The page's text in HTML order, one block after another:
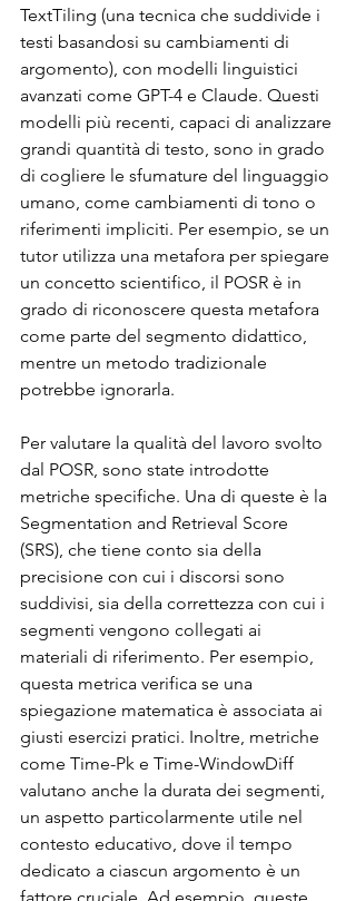
TextTiling (una tecnica che suddivide i
testi basandosi su cambiamenti di
argomento), con modelli linguistici
avanzati come GPT-4 e Claude. Questi
modelli più recenti, capaci di analizzare
grandi quantità di testo, sono in grado
di cogliere le sfumature del linguaggio
umano, come cambiamenti di tono o
riferimenti impliciti. Per esempio, se un
tutor utilizza una metafora per spiegare
un concetto scientifico, il POSR è in
grado di riconoscere questa metafora
come parte del segmento didattico,
mentre un metodo tradizionale
potrebbe ignorarla.
Per valutare la qualità del lavoro svolto
dal POSR, sono state introdotte
metriche specifiche. Una di queste è la
Segmentation and Retrieval Score
(SRS), che tiene conto sia della
precisione con cui i discorsi sono
suddivisi, sia della correttezza con cui i
segmenti vengono collegati ai
materiali di riferimento. Per esempio,
questa metrica verifica se una
spiegazione matematica è associata ai
giusti esercizi pratici. Inoltre, metriche
come Time-Pk e Time-WindowDiff
valutano anche la durata dei segmenti,
un aspetto particolarmente utile nel
contesto educativo, dove il tempo
dedicato a ciascun argomento è un